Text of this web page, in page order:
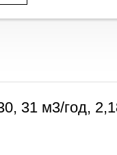
31 м3/год,